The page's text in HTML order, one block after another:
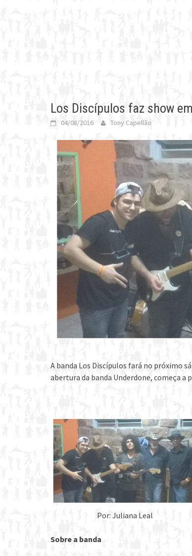
Los Discípulos faz show
04/08/2016 Tony Capellão
A banda Los Discípulos fará no próximo
abertura da banda Underdone, começa a
Por: Juliana Leal
Sobre a banda